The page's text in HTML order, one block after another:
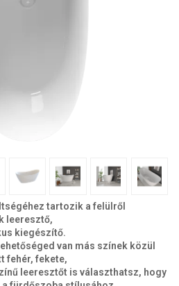
tartozik a felülről
leeresztő,
kiegészítő.
van más színek közül
fehér, fekete,
leeresztőt is választhatsz, hogy